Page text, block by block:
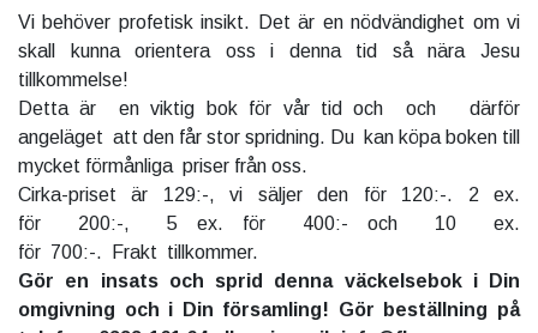
Vi behöver profetisk insikt. Det är en nödvändighet om vi
skall kunna orientera oss i denna tid så nära Jesu
tillkommelse!
Detta är en viktig bok för vår tid och och därför
angeläget att den får stor spridning. Du kan köpa boken till
mycket förmånliga priser från oss.
Cirka-priset är 129:-, vi säljer den för 120:-. 2 ex.
för 200:-, 5 ex. för 400:- och 10 ex.
för 700:-. Frakt tillkommer.
Gör en insats och sprid denna väckelsebok i Din
omgivning och i Din församling! Gör beställning på